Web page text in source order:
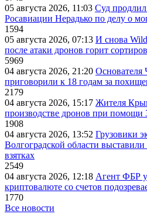
05 августа 2026, 11:03 Суд
Росавиации Нерадько по делу о
1594
05 августа 2026, 07:13 И снова
после атаки дронов горит
5969
04 августа 2026, 21:20
приговорили к 18 годам за
2179
04 августа 2026, 15:17 Жителя
производстве дронов при помощи
1908
04 августа 2026, 13:52 Грузовики
Волгоградской области
взятках
2549
04 августа 2026, 12:18 Агент ФБР
криптовалюте со счетов
1770
Все новости